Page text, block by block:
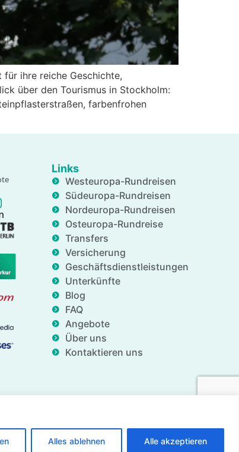
Alles ablehnen Alle akzeptieren
ihre reiche Geschichte,
über den Tourismus in Stockholm:
farbenfrohen
Links
Westeuropa-Rundreisen
Südeuropa-Rundreisen
Nordeuropa-Rundreisen
Osteuropa-Rundreise
Transfers
Versicherung
Geschäftsdienstleistungen
Unterkünfte
Blog
FAQ
Angebote
Über uns
Kontaktieren uns
Rechte vorbehalten für Gate of Nations.org - 2026